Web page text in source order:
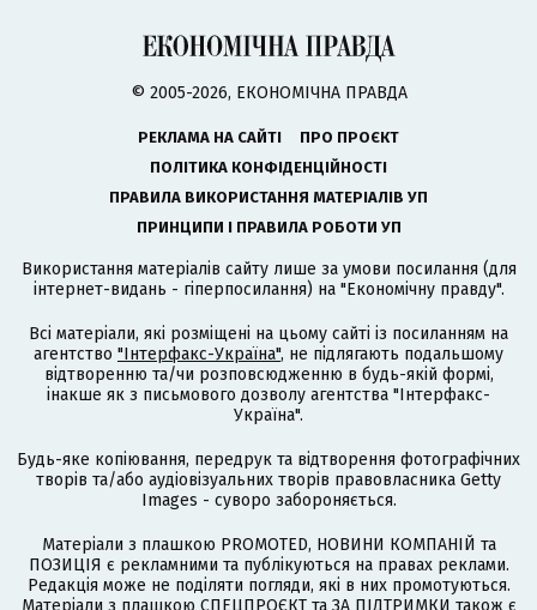
© 2005-2026, ЕКОНОМІЧНА ПРАВДА
РЕКЛАМА НА САЙТІ
ПРО ПРОЄКТ
ПОЛІТИКА КОНФІДЕНЦІЙНОСТІ
ПРАВИЛА ВИКОРИСТАННЯ МАТЕРІАЛІВ УП
ПРИНЦИПИ І ПРАВИЛА РОБОТИ УП
Використання матеріалів сайту лише за умови посилання (для
інтернет-видань - гіперпосилання) на "Економічну правду".
Всі матеріали, які розміщені на цьому сайті із посиланням на
агентство "Інтерфакс-Україна", не підлягають подальшому
відтворенню та/чи розповсюдженню в будь-якій формі,
інакше як з письмового дозволу агентства "Інтерфакс-
Україна".
Будь-яке копіювання, передрук та відтворення фотографічних
творів та/або аудіовізуальних творів правовласника Getty
Images - суворо забороняється.
Матеріали з плашкою PROMOTED, НОВИНИ КОМПАНІЙ та
ПОЗИЦІЯ є рекламними та публікуються на правах реклами.
Редакція може не поділяти погляди, які в них промотуються.
Матеріали з плашкою СПЕЦПРОЄКТ та ЗА ПІДТРИМКИ також є